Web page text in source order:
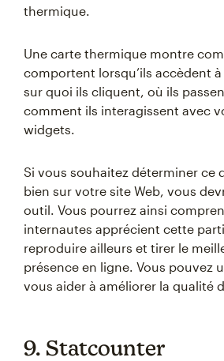
thermique.
Une carte thermique montre
comportent lorsqu’ils accèdent
sur quoi ils cliquent, où ils
comment ils interagissent avec
widgets.
Si vous souhaitez déterminer ce
bien sur votre site Web, vous
outil. Vous pourrez ainsi
internautes apprécient cette
reproduire ailleurs et tirer le
présence en ligne. Vous pouvez
vous aider à améliorer la qualité
9. Statcounter